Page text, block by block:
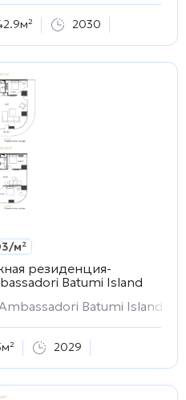
2030
/м²
резиденция-
Batumi Island
Ambassadori Batumi Island
2029